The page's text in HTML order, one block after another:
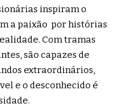
inspiram o
a paixão por histórias
Com tramas
são capazes de
extraordinários,
e o desconhecido é